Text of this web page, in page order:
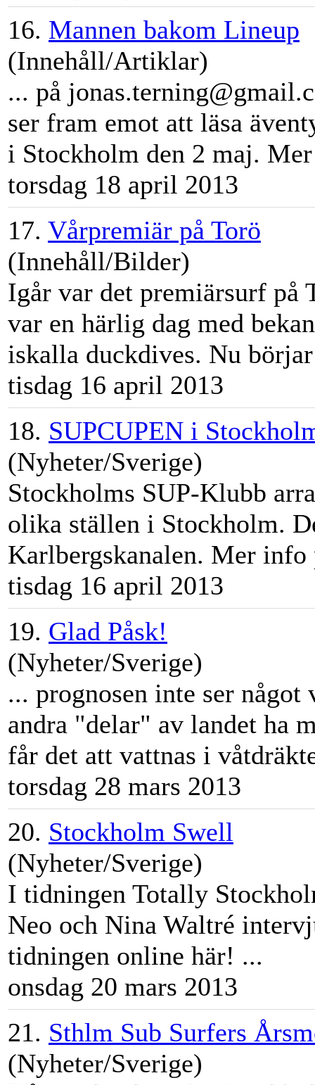
16. Mannen bakom Lineup
(Innehåll/Artiklar)
... på
ser fram emot att läsa
i Stockholm den 2 maj.
torsdag 18 april 2013
17. Vårpremiär på Torö
(Innehåll/Bilder)
Igår var det premiärsurf på
var en härlig dag med
iskalla duckdives. Nu
tisdag 16 april 2013
18. SUPCUPEN i
(Nyheter/Sverige)
Stockholms SUP-Klubb
olika ställen i Stockholm.
Karlbergskanalen. Mer info
tisdag 16 april 2013
19. Glad Påsk!
(Nyheter/Sverige)
... prognosen inte ser
andra "delar" av landet ha
får det att vattnas i
torsdag 28 mars 2013
20. Stockholm Swell
(Nyheter/Sverige)
I tidningen Totally
Neo och Nina Waltré
tidningen online här! ...
onsdag 20 mars 2013
21. Sthlm Sub Surfers
(Nyheter/Sverige)